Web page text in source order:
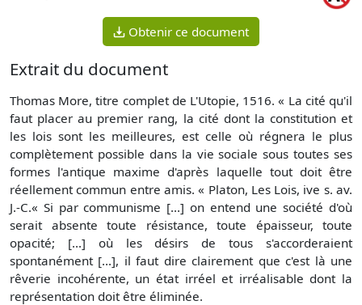
Obtenir ce document
Extrait du document
Thomas More, titre complet de L'Utopie, 1516. « La cité qu'il
faut placer au premier rang, la cité dont la constitution et
les lois sont les meilleures, est celle où régnera le plus
complètement possible dans la vie sociale sous toutes ses
formes l'antique maxime d'après laquelle tout doit être
réellement commun entre amis. « Platon, Les Lois, ive s. av.
J.-C.« Si par communisme [...] on entend une société d'où
serait absente toute résistance, toute épaisseur, toute
opacité; [...] où les désirs de tous s'accorderaient
spontanément [...], il faut dire clairement que c'est là une
rêverie incohérente, un état irréel et irréalisable dont la
représentation doit être éliminée.